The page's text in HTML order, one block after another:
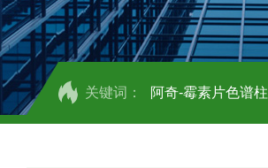
关键词： 阿奇-霉素片色谱柱